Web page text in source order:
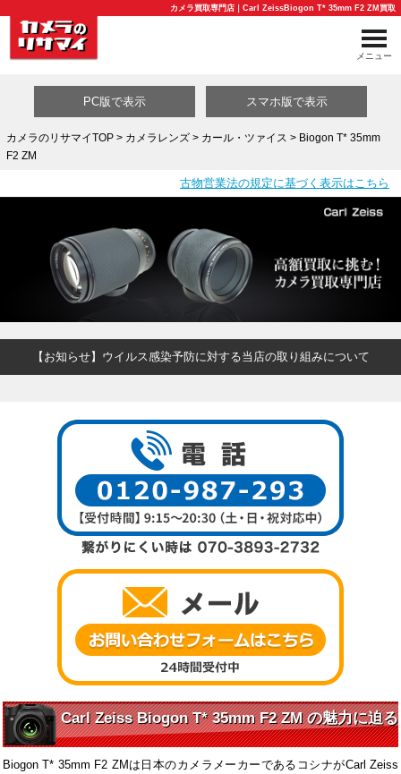
カメラ買取専門店｜Carl ZeissBiogon T* 35mm F2 ZM買取
メニュー
PC版で表示 スマホ版で表示
カメラのリサマイTOP> カメラレンズ> カール・ツァイス > Biogon T* 35mm
F2 ZM
古物営業法の規定に基づく表示はこちら
【お知らせ】ウイルス感染予防に対する当店の取り組みについて
Carl Zeiss Biogon T* 35mm F2 ZM の魅力に迫る
Biogon T* 35mm F2 ZMは日本のカメラメーカーであるコシナがCarl Zeiss